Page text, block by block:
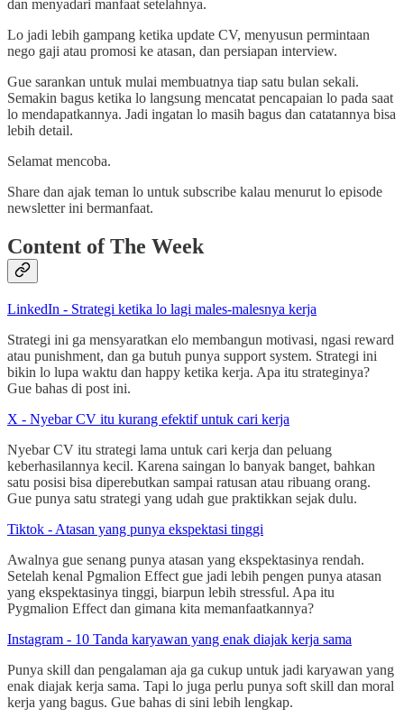
dan menyadari manfaat setelahnya.
Lo jadi lebih gampang ketika update CV, menyusun permintaan
nego gaji atau promosi ke atasan, dan persiapan interview.
Gue sarankan untuk mulai membuatnya tiap satu bulan sekali.
Semakin bagus ketika lo langsung mencatat pencapaian lo pada saat
lo mendapatkannya. Jadi ingatan lo masih bagus dan catatannya bisa
lebih detail.
Selamat mencoba.
Share dan ajak teman lo untuk subscribe kalau menurut lo episode
newsletter ini bermanfaat.
Content of The Week
LinkedIn - Strategi ketika lo lagi males-malesnya kerja
Strategi ini ga mensyaratkan elo membangun motivasi, ngasi reward
atau punishment, dan ga butuh punya support system. Strategi ini
bikin lo lupa waktu dan happy ketika kerja. Apa itu strateginya?
Gue bahas di post ini.
X - Nyebar CV itu kurang efektif untuk cari kerja
Nyebar CV itu strategi lama untuk cari kerja dan peluang
keberhasilannya kecil. Karena saingan lo banyak banget, bahkan
satu posisi bisa diperebutkan sampai ratusan atau ribuang orang.
Gue punya satu strategi yang udah gue praktikkan sejak dulu.
Tiktok - Atasan yang punya ekspektasi tinggi
Awalnya gue senang punya atasan yang ekspektasinya rendah.
Setelah kenal Pgmalion Effect gue jadi lebih pengen punya atasan
yang ekspektasinya tinggi, biarpun lebih stressful. Apa itu
Pygmalion Effect dan gimana kita memanfaatkannya?
Instagram - 10 Tanda karyawan yang enak diajak kerja sama
Punya skill dan pengalaman aja ga cukup untuk jadi karyawan yang
enak diajak kerja sama. Tapi lo juga perlu punya soft skill dan moral
kerja yang bagus. Gue bahas di sini lebih lengkap.